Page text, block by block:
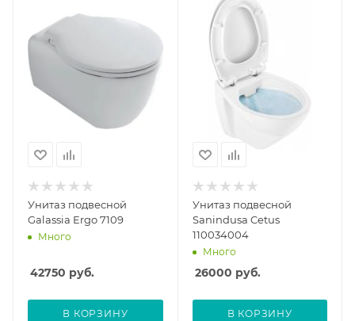
Унитаз подвесной
Galassia Ergo 7109
Много
42750 руб.
В КОРЗИНУ
Унитаз подвесной
Sanindusa Cetus
110034004
Много
26000 руб.
В КОРЗИНУ